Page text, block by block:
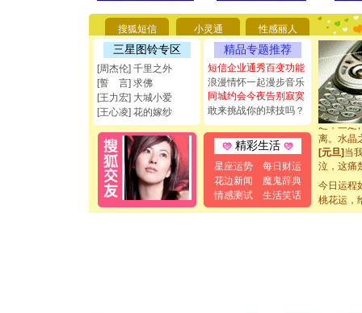
搜狐短信 小灵通 性感丽人
三星图铃专区
[周杰伦] 千里之外
[誓 言] 求佛
[王力宏] 大城小爱
[王心凌] 花的嫁纱
精品专题推荐
短信企业通秀百变功能
浪漫情怀一起漫步音乐
同城约会今夜告别寂寞
敢来挑战你的球技吗？
精彩生活
星座运势
每日财运
花边新闻
魔鬼辞典
情感测试
生活笑话
都要快乐
[圣诞节]
如意,快
[元旦]看
断电。爱
你是我专
[元旦]如
起；二是
离。水晶
[元旦]当
泣，这痛
卖了。水
[春节]风
颜！冬去
道一声平
今日运程
桃花运，